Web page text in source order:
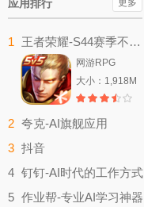
更多
应用排行
1 王者荣耀-S44赛季不拘命格
网游RPG
大小：1,918M
2 夸克-AI旗舰应用
3 抖音
影音视听
4 钉钉-AI时代的工作方式
效率办公
5 作业帮-专业AI学习神器